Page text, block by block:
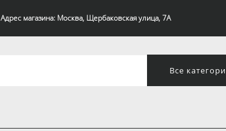
Адрес магазина: Москва, Щербаковская улица, 7А
Все